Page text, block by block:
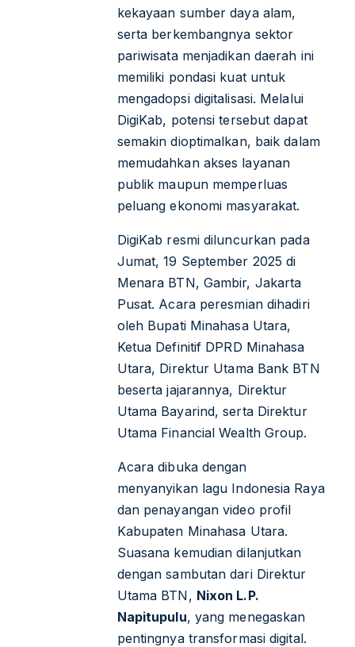
kekayaan sumber daya alam,
serta berkembangnya sektor
pariwisata menjadikan daerah ini
memiliki pondasi kuat untuk
mengadopsi digitalisasi. Melalui
DigiKab, potensi tersebut dapat
semakin dioptimalkan, baik dalam
memudahkan akses layanan
publik maupun memperluas
peluang ekonomi masyarakat.
DigiKab resmi diluncurkan pada
Jumat, 19 September 2025 di
Menara BTN, Gambir, Jakarta
Pusat. Acara peresmian dihadiri
oleh Bupati Minahasa Utara,
Ketua Definitif DPRD Minahasa
Utara, Direktur Utama Bank BTN
beserta jajarannya, Direktur
Utama Bayarind, serta Direktur
Utama Financial Wealth Group.
Acara dibuka dengan
menyanyikan lagu Indonesia Raya
dan penayangan video profil
Kabupaten Minahasa Utara.
Suasana kemudian dilanjutkan
dengan sambutan dari Direktur
Utama BTN, Nixon L.P.
Napitupulu, yang menegaskan
pentingnya transformasi digital.